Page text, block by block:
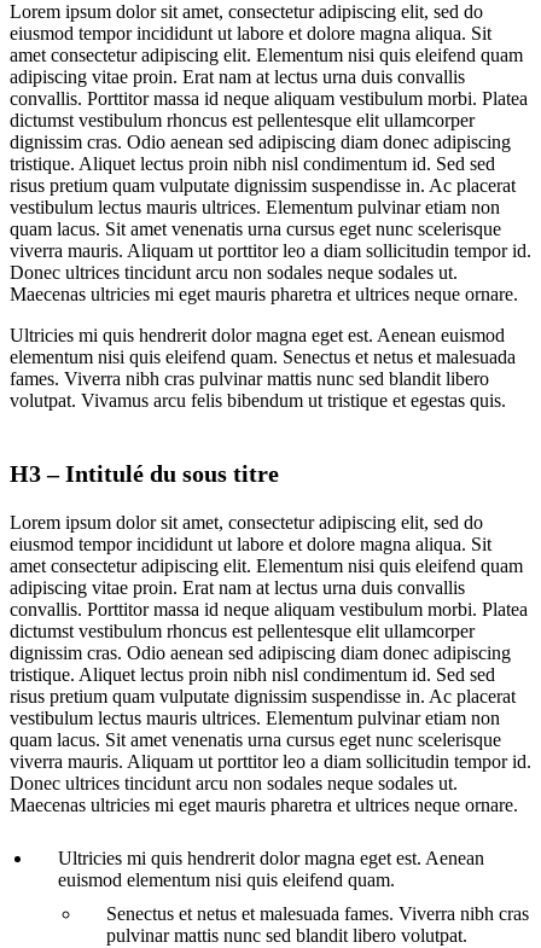
Lorem ipsum dolor sit amet, consectetur adipiscing elit, sed do
eiusmod tempor incididunt ut labore et dolore magna aliqua. Sit
amet consectetur adipiscing elit. Elementum nisi quis eleifend quam
adipiscing vitae proin. Erat nam at lectus urna duis convallis
convallis. Porttitor massa id neque aliquam vestibulum morbi. Platea
dictumst vestibulum rhoncus est pellentesque elit ullamcorper
dignissim cras. Odio aenean sed adipiscing diam donec adipiscing
tristique. Aliquet lectus proin nibh nisl condimentum id. Sed sed
risus pretium quam vulputate dignissim suspendisse in. Ac placerat
vestibulum lectus mauris ultrices. Elementum pulvinar etiam non
quam lacus. Sit amet venenatis urna cursus eget nunc scelerisque
viverra mauris. Aliquam ut porttitor leo a diam sollicitudin tempor id.
Donec ultrices tincidunt arcu non sodales neque sodales ut.
Maecenas ultricies mi eget mauris pharetra et ultrices neque ornare.
Ultricies mi quis hendrerit dolor magna eget est. Aenean euismod
elementum nisi quis eleifend quam. Senectus et netus et malesuada
fames. Viverra nibh cras pulvinar mattis nunc sed blandit libero
volutpat. Vivamus arcu felis bibendum ut tristique et egestas quis.
H3 – Intitulé du sous titre
Lorem ipsum dolor sit amet, consectetur adipiscing elit, sed do
eiusmod tempor incididunt ut labore et dolore magna aliqua. Sit
amet consectetur adipiscing elit. Elementum nisi quis eleifend quam
adipiscing vitae proin. Erat nam at lectus urna duis convallis
convallis. Porttitor massa id neque aliquam vestibulum morbi. Platea
dictumst vestibulum rhoncus est pellentesque elit ullamcorper
dignissim cras. Odio aenean sed adipiscing diam donec adipiscing
tristique. Aliquet lectus proin nibh nisl condimentum id. Sed sed
risus pretium quam vulputate dignissim suspendisse in. Ac placerat
vestibulum lectus mauris ultrices. Elementum pulvinar etiam non
quam lacus. Sit amet venenatis urna cursus eget nunc scelerisque
viverra mauris. Aliquam ut porttitor leo a diam sollicitudin tempor id.
Donec ultrices tincidunt arcu non sodales neque sodales ut.
Maecenas ultricies mi eget mauris pharetra et ultrices neque ornare.
Ultricies mi quis hendrerit dolor magna eget est. Aenean
euismod elementum nisi quis eleifend quam.
Senectus et netus et malesuada fames. Viverra nibh cras
pulvinar mattis nunc sed blandit libero volutpat.